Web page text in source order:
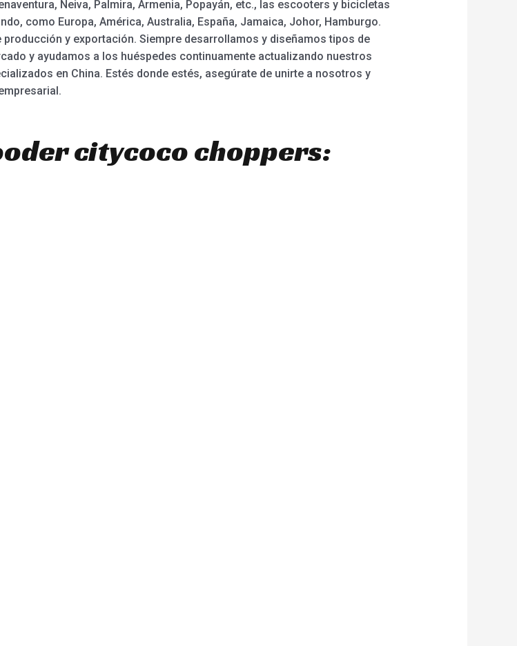
Neiva, Palmira, Armenia, Popayán, etc., las escooters y bicicletas
como Europa, América, Australia, España, Jamaica, Johor, Hamburgo.
y exportación. Siempre desarrollamos y diseñamos tipos de
y ayudamos a los huéspedes continuamente actualizando nuestros
en China. Estés donde estés, asegúrate de unirte a nosotros y
citycoco choppers: